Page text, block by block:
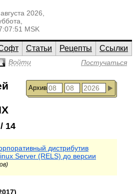
2026,
MSK
Статьи Рецепты
Ссылки
Войти Постучаться
Архив
/ 14
дистрибутив
Server (RELS) до версии